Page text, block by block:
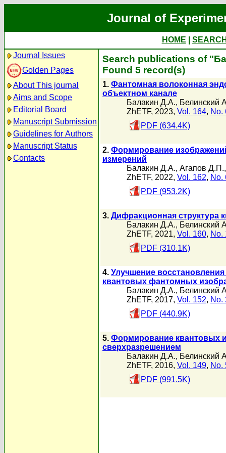
Journal of
HOME
Journal Issues
Golden Pages
About This journal
Aims and Scope
Editorial Board
Manuscript Submission
Guidelines for Authors
Manuscript Status
Contacts
Search publications of
Found 5 record(s)
1. Фантомная волоконная
объектном канале
Балакин Д.А., Белинский
ZhETF, 2023, Vol. 164, No.
PDF (634.4K)
2. Формирование
измерений
Балакин Д.А., Агапов Д.П.
ZhETF, 2022, Vol. 162, No.
PDF (953.2K)
3. Дифракционная структура
Балакин Д.А., Белинский
ZhETF, 2021, Vol. 160, No.
PDF (310.1K)
4. Улучшение
квантовых фантомных
Балакин Д.А., Белинский
ZhETF, 2017, Vol. 152, No.
PDF (440.9K)
5. Формирование квантовых
сверхразрешением
Балакин Д.А., Белинский
ZhETF, 2016, Vol. 149, No.
PDF (991.5K)